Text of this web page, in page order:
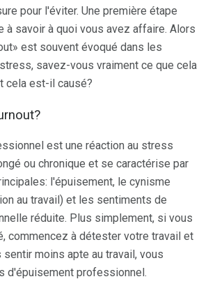
pour l'éviter. Une première étape
à savoir à quoi vous avez affaire. Alors
est souvent évoqué dans les
savez-vous vraiment ce que cela
cela est-il causé?
est une réaction au stress
ou chronique et se caractérise par
l'épuisement, le cynisme
au travail) et les sentiments de
réduite. Plus simplement, si vous
commencez à détester votre travail et
moins apte au travail, vous
d'épuisement professionnel.